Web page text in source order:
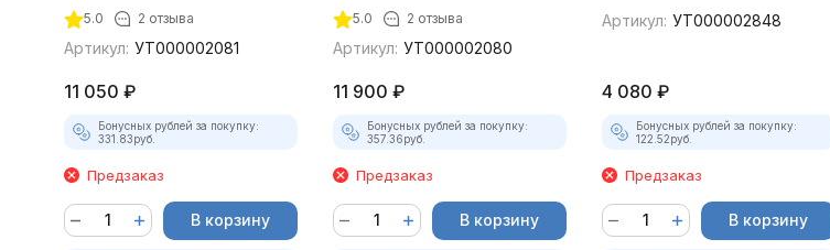
5.0 2 отзыва
Артикул: УТ000002081
11 050 ₽
Бонусных рублей за покупку:
331.83руб.
Предзаказ
В корзину
5.0 2 отзыва
Артикул: УТ000002080
11 900 ₽
Бонусных рублей за покупку:
357.36руб.
Предзаказ
В корзину
Артикул: УТ000002848
4 080 ₽
Бонусных рублей за покупку:
122.52руб.
Предзаказ
В корзину